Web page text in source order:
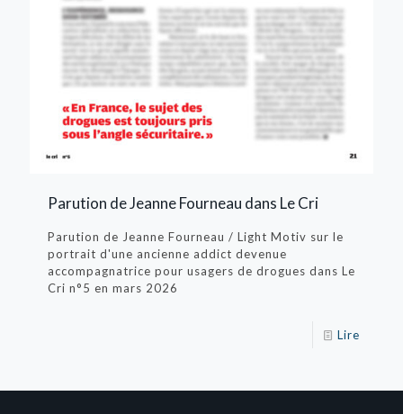
Parution de Jeanne Fourneau dans Le Cri
Parution de Jeanne Fourneau / Light Motiv sur le
portrait d'une ancienne addict devenue
accompagnatrice pour usagers de drogues dans Le
Cri n°5 en mars 2026
Lire